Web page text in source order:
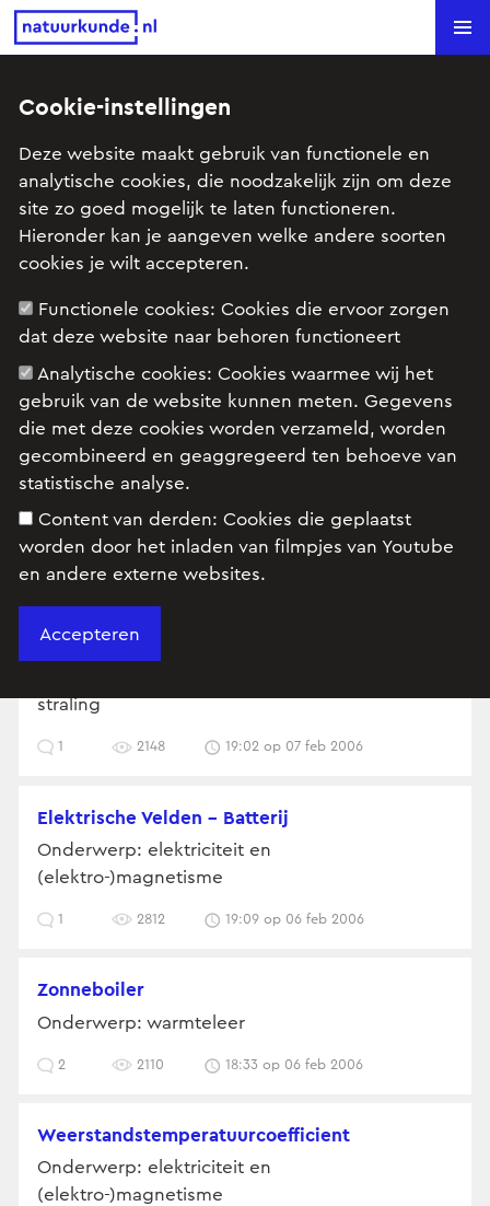
Natuurkunde.nl Search
Vraagbaakoverzicht
In de vraagbaak kun je een vraag stellen over
natuurkunde. Wij proberen je zo snel mogelijk te
antwoorden. Wees je ervan bewust dat we geen
pasklare antwoorden sturen, maar tips waarmee je
meeste van.
Stel een vraag
Afstand voorwerp en scherm
straling
1 2148 19:02 op 07 feb 2006
Elektrische Velden - Batterij
Onderwerp: elektriciteit en
(elektro-)magnetisme
1 2812 19:09 op 06 feb 2006
zonneboiler
Onderwerp: warmteleer
2 2110 18:33 op 06 feb 2006
weerstandstemperatuurcoefficient
Onderwerp: elektriciteit en
(elektro-)magnetisme
Cookie-instellingen
Deze website maakt gebruik van functionele en
analytische cookies, die noodzakelijk zijn om deze
site zo goed mogelijk te laten functioneren.
Hieronder kan je aangeven welke andere soorten
cookies je wilt accepteren.
Functionele cookies: Cookies die ervoor zorgen
dat deze website naar behoren functioneert
Analytische cookies: Cookies waarmee wij het
gebruik van de website kunnen meten. Gegevens
die met deze cookies worden verzameld, worden
gecombineerd en geaggregeerd ten behoeve van
statistische analyse.
Content van derden: Cookies die geplaatst
worden door het inladen van filmpjes van Youtube
en andere externe websites.